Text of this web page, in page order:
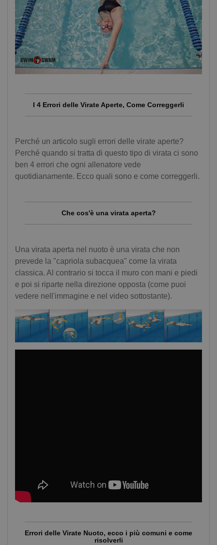
I 4 Errori delle Virate Aperte, Come Correggerli
Perché un articolo sugli errori delle virate aperte?
Perché quando si tratta di questo tipo di virata ci sono
ben 4 errori che ogni allenatore vede
quotidianamente. Ecco quali sono e come correggerli.
Che cos'è una virata aperta?
Una virata aperta nel nuoto è una virata che non
prevede la "capriola subacquea" come la virata
classica. Al contrario si tocca il muro con mani e piedi
e poi si riparte nella direzione opposta (come puoi
vedere nell'immagine e nel video sottostante).
Errori delle Virate Nuoto, ecco i più comuni e come
risolverli